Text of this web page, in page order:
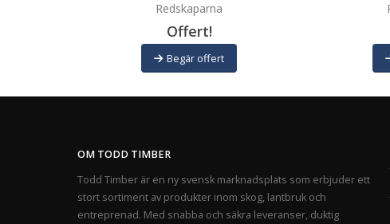
Redskaparna
Offert!
Begär offert
OM TODD TIMBER
Todd Timber är en ny svensk marknadsplats som erbjuder ett
stort sortiment av produkter inom skog, lantbruk och
entreprenad. Med snabba och säkra leveranser, duktig